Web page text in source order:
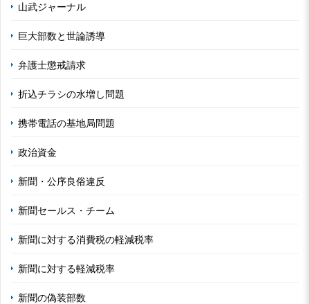
山武ジャーナル
巨大部数と世論誘導
弁護士懲戒請求
折込チラシの水増し問題
携帯電話の基地局問題
政治資金
新聞・公序良俗違反
新聞セールス・チーム
新聞に対する消費税の軽減税率
新聞に対する軽減税率
新聞の偽装部数